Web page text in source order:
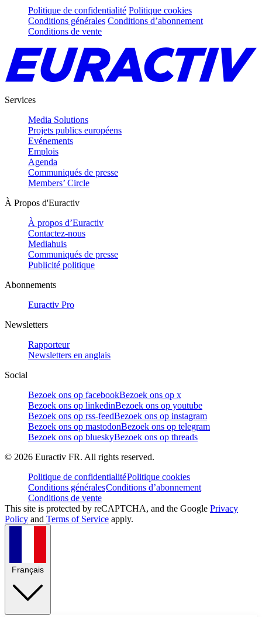
Politique de confidentialité Politique cookies
Conditions générales Conditions d’abonnement
Conditions de vente
Services
Media Solutions
Projets publics européens
Evénements
Emplois
Agenda
Communiqués de presse
Members’ Circle
À Propos d'Euractiv
À propos d’Euractiv
Contactez-nous
Mediahuis
Communiqués de presse
Publicité politique
Abonnements
Euractiv Pro
Newsletters
Rapporteur
Newsletters en anglais
Social
Bezoek ons op facebookBezoek ons op x
Bezoek ons op linkedinBezoek ons op youtube
Bezoek ons op rss-feedBezoek ons op instagram
Bezoek ons op mastodonBezoek ons op telegram
Bezoek ons op blueskyBezoek ons op threads
© 2026 Euractiv FR. All rights reserved.
Politique de confidentialitéPolitique cookies
Conditions généralesConditions d’abonnement
Conditions de vente
This site is protected by reCAPTCHA, and the Google Privacy
Policy and Terms of Service apply.
Français